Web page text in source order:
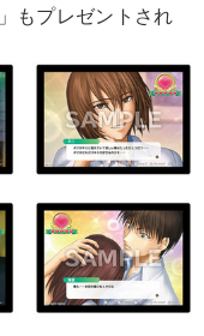
もプレゼントされ